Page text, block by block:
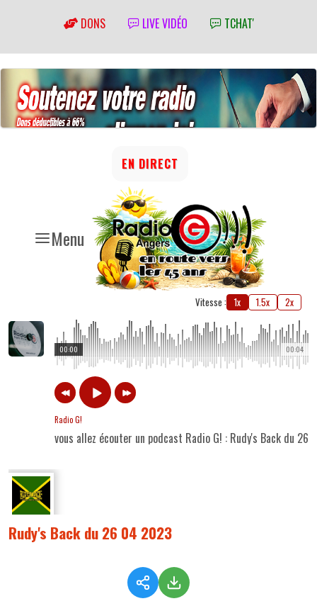
DONS LIVE VIDÉO TCHAT'
Menu
EN DIRECT
Vitesse : 1x 1.5x 2x
00:04
00:00
Radio G!
vous allez écouter un podcast Radio G! : Rudy's Back du 26
Rudy's Back du 26 04 2023